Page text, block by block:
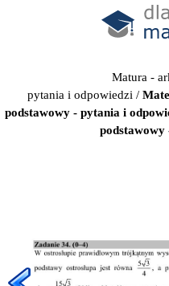
Matura -
pytania i odpowiedzi /
podstawowy - pytania i